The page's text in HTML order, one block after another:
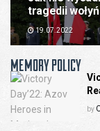
tragedii
19.07.2022
MEMORY POLICY
by